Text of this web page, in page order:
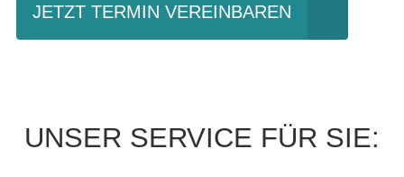
JETZT TERMIN VEREINBAREN
UNSER SERVICE FÜR SIE: